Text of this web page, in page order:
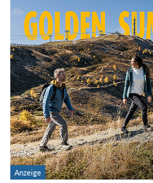
Region:
Gebirge:
Art der Tour: